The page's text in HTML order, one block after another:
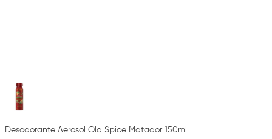
Desodorante Aerosol Old Spice Matador 150ml